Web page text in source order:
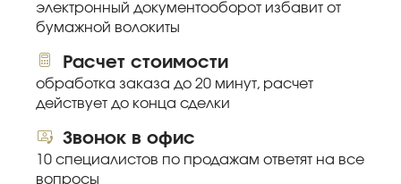
электронный документооборот избавит от
бумажной волокиты
Расчет стоимости
обработка заказа до 20 минут, расчет
действует до конца сделки
Звонок в офис
10 специалистов по продажам ответят на все
вопросы